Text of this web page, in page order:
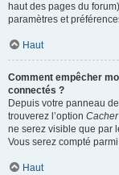
haut des pages du
paramètres et
Haut
Comment empêcher
connectés ?
Depuis votre panneau
trouverez l’option
ne serez visible que par
Vous serez compté
Haut